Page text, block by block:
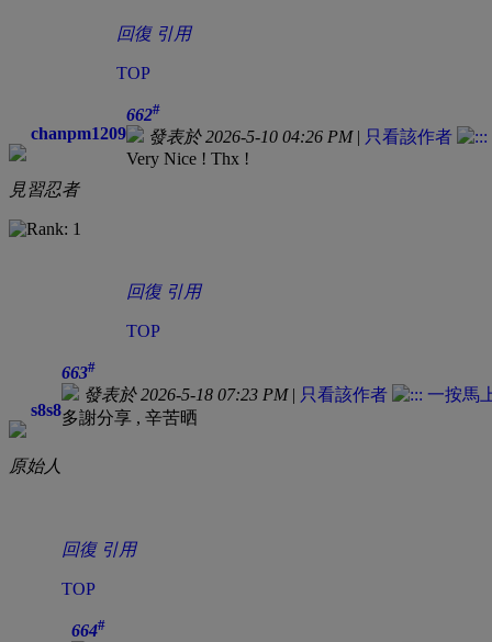
回復 引用
TOP
chanpm1209
見習忍者
662#
發表於 2026-5-10 04:26 PM| 只看該作者
Very Nice ! Thx !
回復 引用
TOP
s8s8
原始人
663#
發表於 2026-5-18 07:23 PM| 只看該作者
多謝分享 , 辛苦晒
回復 引用
TOP
664#